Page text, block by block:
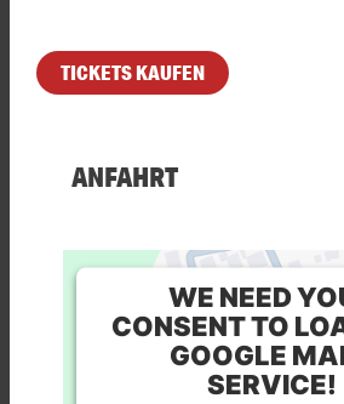
TICKETS KAUFEN
ANFAHRT
WE NEED
CONSENT TO
GOOGLE
SERVICE!